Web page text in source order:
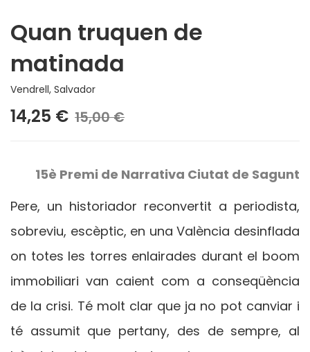
Quan truquen de
matinada
Vendrell, Salvador
14,25 € 15,00 €
15è Premi de Narrativa Ciutat de Sagunt
Pere, un historiador reconvertit a periodista,
sobreviu, escèptic, en una València desinflada
on totes les torres enlairades durant el boom
immobiliari van caient com a conseqüència
de la crisi. Té molt clar que ja no pot canviar i
té assumit que pertany, des de sempre, al